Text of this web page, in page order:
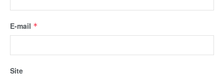
E-mail *
Site